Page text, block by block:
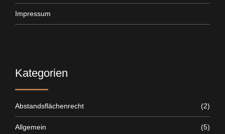
Impressum
Kategorien
Abstandsflächenrecht (2)
Allgemein (5)